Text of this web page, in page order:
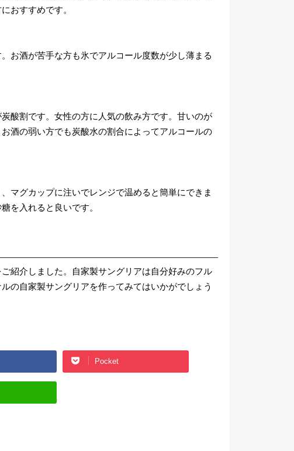
おすすめです。
お酒が苦手な方も氷でアルコール度数が少し薄まる
酸割です。女性の方に人気の飲み方です。甘いのが
酒の弱い方でも炭酸水の割合によってアルコールの
マグカップに注いでレンジで温めると簡単にできま
を入れると良いです。
紹介しました。自家製サングリアは自分好みのフル
の自家製サングリアを作ってみてはいかがでしょう
Pocket